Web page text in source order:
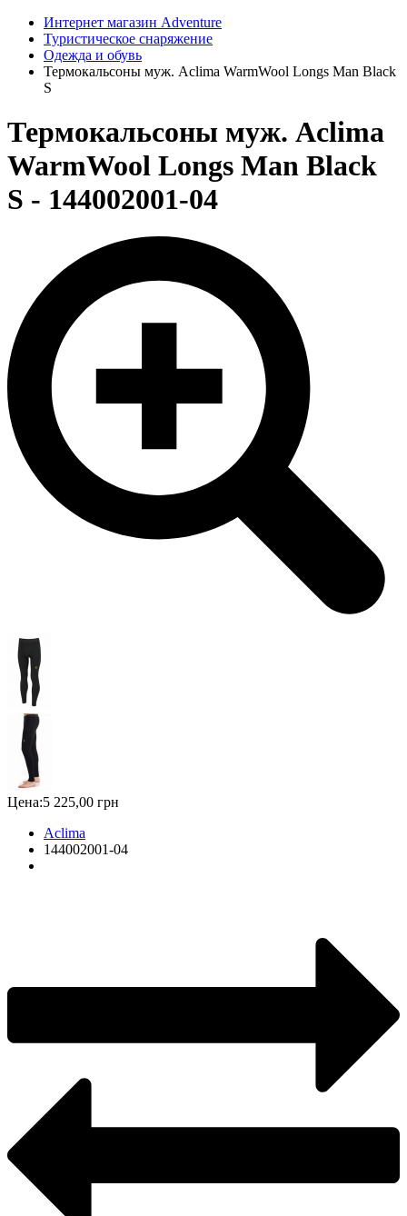
Интернет магазин Adventure
Туристическое снаряжение
Одежда и обувь
Термокальсоны муж. Aclima WarmWool Longs Man Black
S
Термокальсоны муж. Aclima
WarmWool Longs Man Black
S - 144002001-04
Цена:5 225,00 грн
Aclima
144002001-04